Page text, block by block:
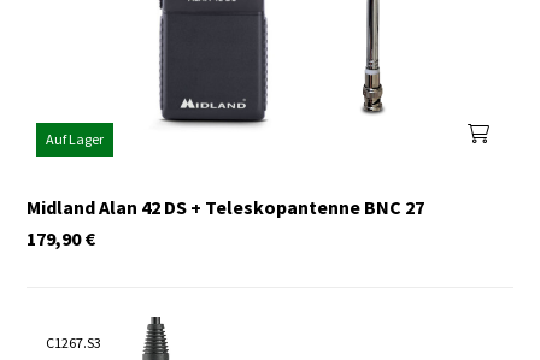
Auf Lager
Midland Alan 42 DS + Teleskopantenne BNC 27
€
179,90
C1267.S3